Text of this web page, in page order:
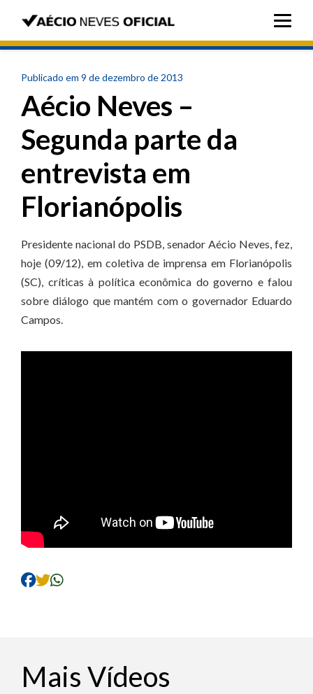
Publicado em 9 de dezembro de 2013
Aécio Neves –
Segunda parte da
entrevista em
Florianópolis
Presidente nacional do PSDB, senador Aécio Neves, fez,
hoje (09/12), em coletiva de imprensa em Florianópolis
(SC), críticas à política econômica do governo e falou
sobre diálogo que mantém com o governador Eduardo
Campos.
Mais Vídeos